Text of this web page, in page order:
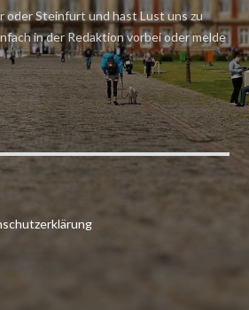
oder Steinfurt und hast Lust uns zu
in der Redaktion vorbei oder melde